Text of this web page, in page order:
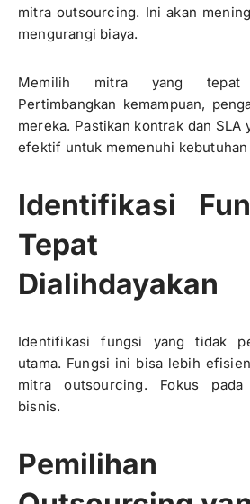
mitra outsourcing. Ini akan
mengurangi biaya.
Memilih mitra yang tepat
Pertimbangkan kemampuan,
mereka. Pastikan kontrak dan SLA
efektif untuk memenuhi kebutuhan
Identifikasi
Tepat
Dialihdayakan
Identifikasi fungsi yang tidak
utama. Fungsi ini bisa lebih
mitra outsourcing. Fokus pada
bisnis.